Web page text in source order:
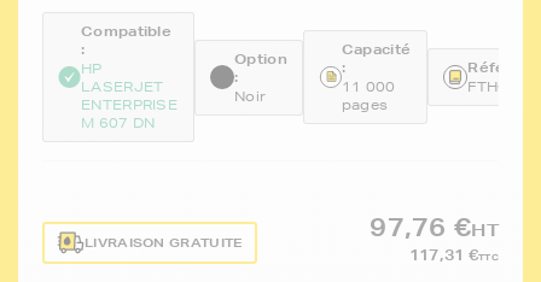
Compatible
:
HP
LASERJET
ENTERPRISE
M 607 DN
Option
:
Noir
Capacité
:
11 000
pages
LIVRAISON GRATUITE
97,76 €HT
117,31 €TTC